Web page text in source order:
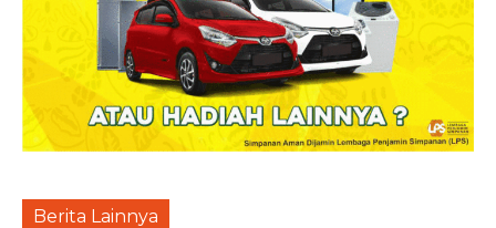
Berita Lainnya